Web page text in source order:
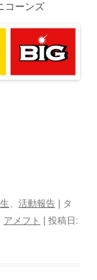
コーンズ
活動報告 | タ
アメフト
| 投稿日: